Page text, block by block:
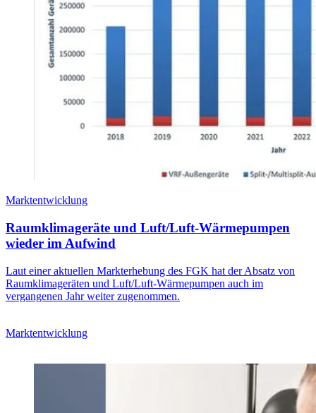
Marktentwicklung
Raumklimageräte und Luft/Luft-Wärmepumpen
wieder im Aufwind
Laut einer aktuellen Markterhebung des FGK hat der Absatz von
Raumklimageräten und Luft/Luft-Wärmepumpen auch im
vergangenen Jahr weiter zugenommen.
Marktentwicklung